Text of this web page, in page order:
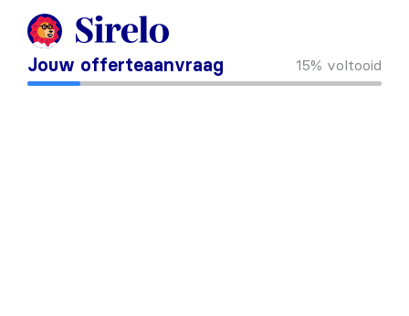
Jouw offerteaanvraag 15% voltooid